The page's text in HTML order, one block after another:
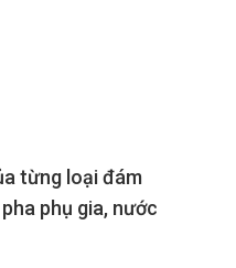
từng loại đám
phụ gia, nước